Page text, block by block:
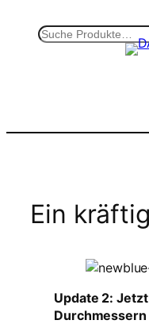
S
Ein
Update 2: